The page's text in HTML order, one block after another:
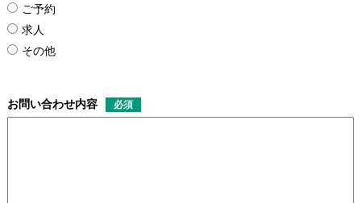
ご予約
求人
その他
お問い合わせ内容 必須